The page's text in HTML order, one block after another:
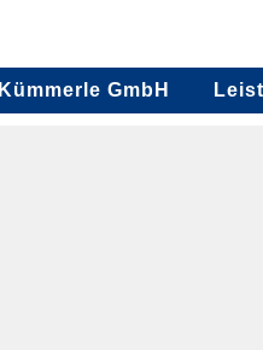
Kümmerle GmbH